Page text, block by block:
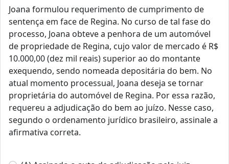
Joana formulou requerimento de cumprimento de
sentença em face de Regina. No curso de tal fase do
processo, Joana obteve a penhora de um automóvel
de propriedade de Regina, cujo valor de mercado é R$
10.000,00 (dez mil reais) superior ao do montante
exequendo, sendo nomeada depositária do bem. No
atual momento processual, Joana deseja se tornar
proprietária do automóvel de Regina. Por essa razão,
requereu a adjudicação do bem ao juízo. Nesse caso,
segundo o ordenamento jurídico brasileiro, assinale a
afirmativa correta.